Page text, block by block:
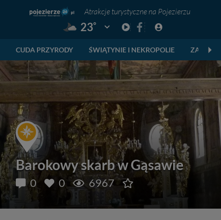
Atrakcje turystyczne na Pojezierzu
23° Pogoda: Gniezno
CUDA PRZYRODY ŚWIĄTYNIE I NEKROPOLIE ZABYTKI
Barokowy skarb w Gąsawie
0 0 6967